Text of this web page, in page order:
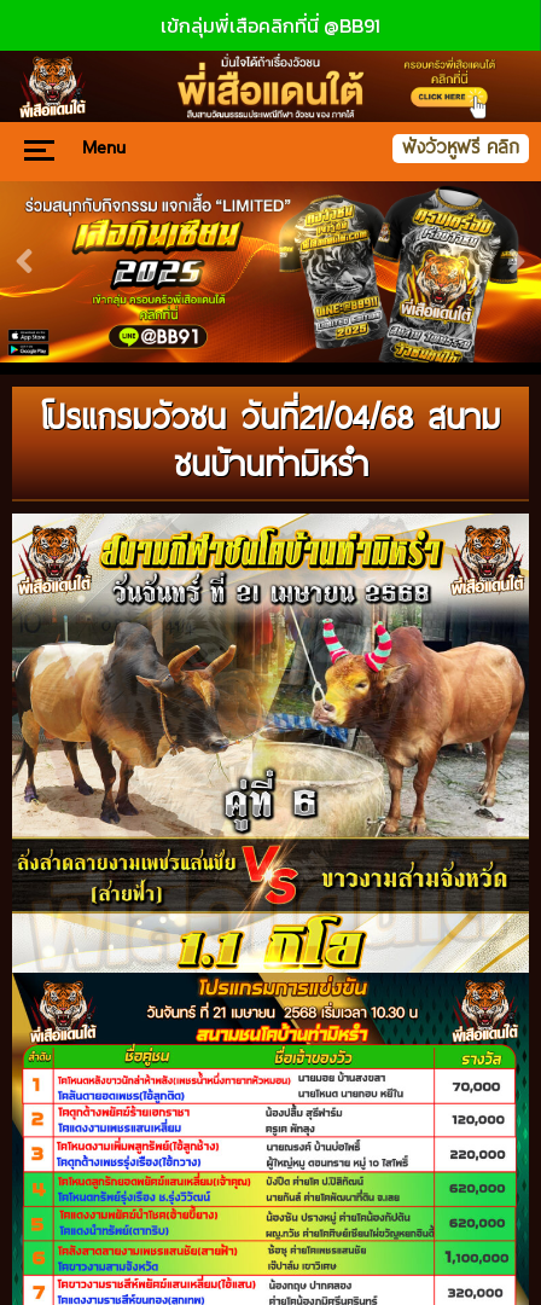
เข้กลุ่มพี่เสือคลิกที่นี่ @BB91
Menu ฟังวัวหูฟรี คลิก
โปรแกรมวัวชน วันที่21/04/68 สนาม
ชนบ้านท่ามิหรำ